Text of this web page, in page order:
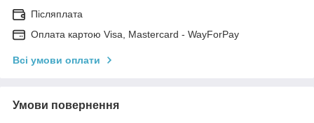
Післяплата
Оплата картою Visa, Mastercard - WayForPay
Всі умови оплати
Умови повернення